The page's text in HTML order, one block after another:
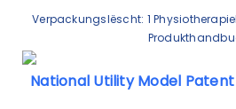
Verpackungslëscht: 1
National Utility Model Patent